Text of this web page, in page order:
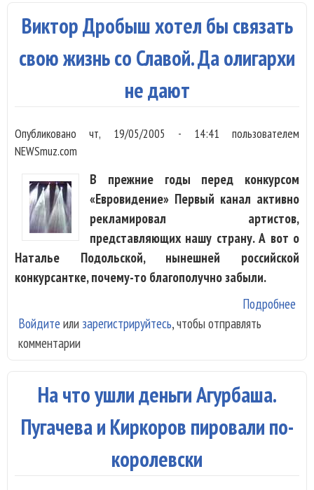
Виктор Дробыш хотел бы связать
свою жизнь со Славой. Да олигархи
не дают
Опубликованочт, 19/05/2005 - 14:41 пользователем
NEWSmuz.com
В прежние годы перед конкурсом
«Евровидение» Первый канал активно
рекламировал артистов,
представляющих нашу страну. А вот о
Наталье Подольской, нынешней российской
конкурсантке, почему-то благополучно забыли.
Подробнее
Войдите или зарегистрируйтесь, чтобы отправлять
комментарии
На что ушли деньги Агурбаша.
Пугачева и Киркоров пировали по-
королевски